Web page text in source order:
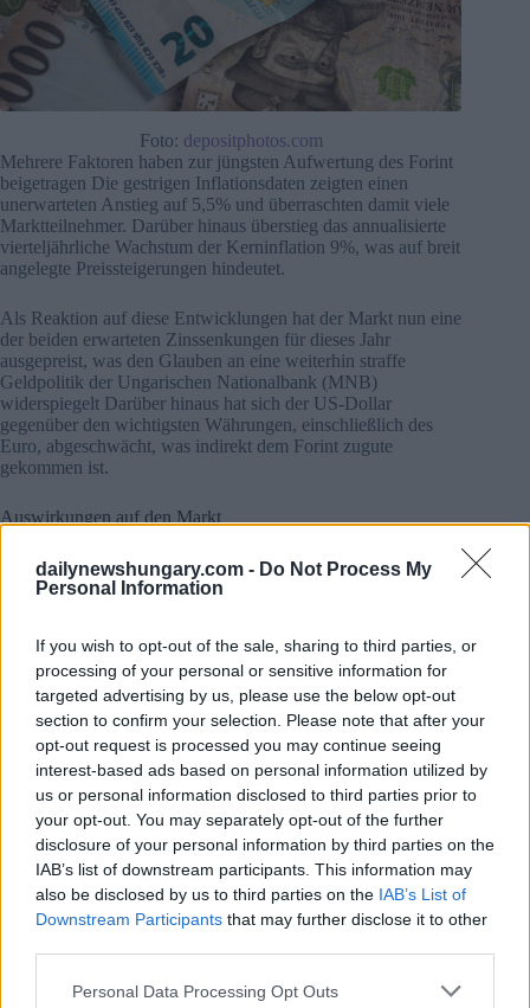
dailynewshungary.com - Do Not Process My
Personal Information
If you wish to opt-out of the sale, sharing to third parties, or
processing of your personal or sensitive information for
targeted advertising by us, please use the below opt-out
section to confirm your selection. Please note that after your
opt-out request is processed you may continue seeing
interest-based ads based on personal information utilized by
us or personal information disclosed to third parties prior to
your opt-out. You may separately opt-out of the further
disclosure of your personal information by third parties on the
IAB’s list of downstream participants. This information may
also be disclosed by us to third parties on the IAB’s List of
Downstream Participants that may further disclose it to other
Please note that this website/app uses one or more Google
Personal Data Processing Opt Outs
Foto: depositphotos.com
Mehrere Faktoren haben zur jüngsten Aufwertung des Forint
beigetragen Die gestrigen Inflationsdaten zeigten einen
unerwarteten Anstieg auf 5,5% und überraschten damit viele
Marktteilnehmer. Darüber hinaus überstieg das annualisierte
vierteljährliche Wachstum der Kerninflation 9%, was auf breit
angelegte Preissteigerungen hindeutet.
Als Reaktion auf diese Entwicklungen hat der Markt nun eine
der beiden erwarteten Zinssenkungen für dieses Jahr
ausgepreist, was den Glauben an eine weiterhin straffe
Geldpolitik der Ungarischen Nationalbank (MNB)
widerspiegelt Darüber hinaus hat sich der US-Dollar
gegenüber den wichtigsten Währungen, einschließlich des
Euro, abgeschwächt, was indirekt dem Forint zugute
gekommen ist.
Auswirkungen auf den Markt
ungarische Wirtschaft und die Finanzmärkte Ein stärkerer
Forint könnte zu niedrigeren Importkosten führen und
beitragen Eine deutlich stärkere Währung könnte sich jedoch
auf die Wettbewerbsfähigkeit der ungarischen Exporte
auswirken Die Leistung des Forint spiegelt möglicherweise
auch das gestiegene Vertrauen in die ungarische Wirtschaft
und Geldpolitik wider.
Vorausschauend
Marktanalysten vermuten, dass sich die Bewegung des
ungarischen Forint weiterhin an den globalen
Wirtschaftstrends ausrichten wird Zu den wichtigsten
Faktoren, die es zu beobachten gilt, gehören laut Portfolio die
heute kommenden US-Inflationsdaten, die Einblicke in den
globalen Inflationsdruck geben könnten Die künftigen
Verlaufs des ungarischen Forint sein Darüber hinaus werden